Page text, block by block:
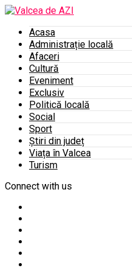
Acasa
Administrație locală
Afaceri
Cultură
Eveniment
Exclusiv
Politică locală
Social
Sport
Știri din județ
Viața în Valcea
Turism
Connect with us